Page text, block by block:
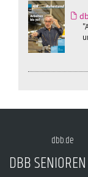
dbb.de
DBB SENIOREN